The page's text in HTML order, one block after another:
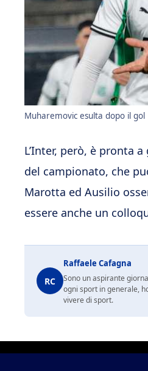
Muharemovic esulta dopo il gol
L’Inter, però, è pronta
del campionato, che
Marotta ed Ausilio
essere anche un
RC
Raffaele Cafagna
Sono un aspirante
ogni sport in generale,
vivere di sport.